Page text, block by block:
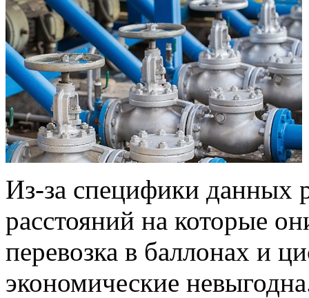
Из-за специфики данных
расстояний на которые
перевозка в баллонах и
экономические